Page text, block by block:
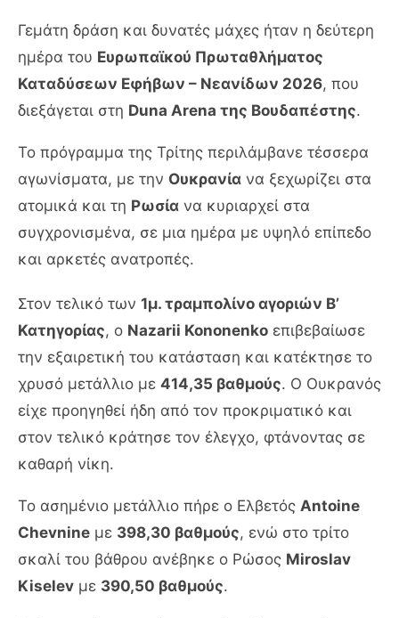
Γεμάτη δράση και δυνατές μάχες ήταν η δεύτερη
ημέρα του Ευρωπαϊκού Πρωταθλήματος
Καταδύσεων Εφήβων – Νεανίδων 2026, που
διεξάγεται στη Duna Arena της Βουδαπέστης.
Το πρόγραμμα της Τρίτης περιλάμβανε τέσσερα
αγωνίσματα, με την Ουκρανία να ξεχωρίζει στα
ατομικά και τη Ρωσία να κυριαρχεί στα
συγχρονισμένα, σε μια ημέρα με υψηλό επίπεδο
και αρκετές ανατροπές.
Στον τελικό των 1μ. τραμπολίνο αγοριών Β’
Κατηγορίας, ο Nazarii Kononenko επιβεβαίωσε
την εξαιρετική του κατάσταση και κατέκτησε το
χρυσό μετάλλιο με 414,35 βαθμούς. Ο Ουκρανός
είχε προηγηθεί ήδη από τον προκριματικό και
στον τελικό κράτησε τον έλεγχο, φτάνοντας σε
καθαρή νίκη.
Το ασημένιο μετάλλιο πήρε ο Ελβετός Antoine
Chevnine με 398,30 βαθμούς, ενώ στο τρίτο
σκαλί του βάθρου ανέβηκε ο Ρώσος Miroslav
Kiselev με 390,50 βαθμούς.